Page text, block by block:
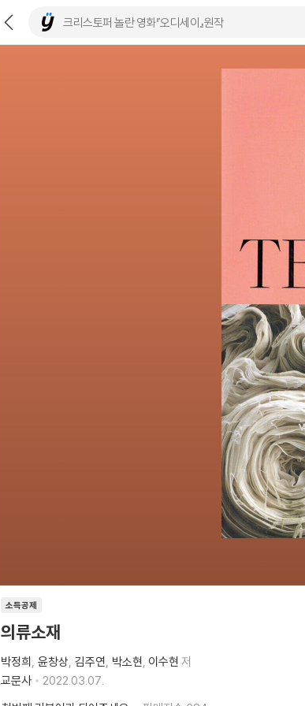
소득공제
의류소재
박정희 윤창상 김주연 박소현 이수현 저
교문사
2022.03.07.